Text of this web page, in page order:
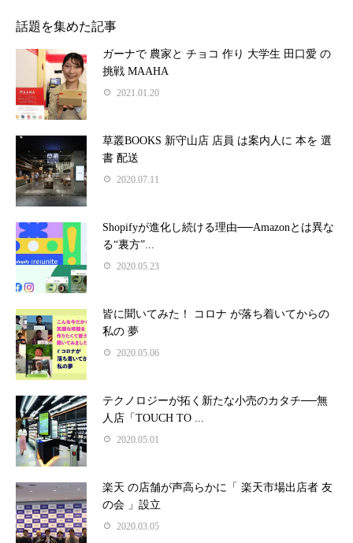
話題を集めた記事
ガーナで 農家と チョコ 作り 大学生 田口愛 の
挑戦 MAAHA
2021.01.20
草叢BOOKS 新守山店 店員 は案内人に 本を 選
書 配送
2020.07.11
Shopifyが進化し続ける理由──Amazonとは異な
る“裏方”...
2020.05.23
皆に聞いてみた！ コロナ が落ち着いてからの
私の 夢
2020.05.06
テクノロジーが拓く新たな小売のカタチ──無
人店「TOUCH TO ...
2020.05.01
楽天 の店舗が声高らかに「 楽天市場出店者 友
の会 」設立
2020.03.05